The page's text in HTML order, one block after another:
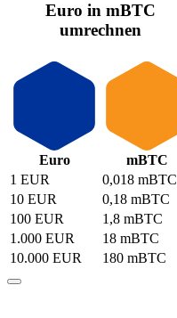
Euro in mBTC
umrechnen
Euro
mBTC
1 EUR
0,018 mBTC
10 EUR
0,18 mBTC
100 EUR
1,8 mBTC
1.000 EUR
18 mBTC
10.000 EUR
180 mBTC